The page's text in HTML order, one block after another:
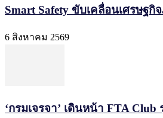
Smart Safety ขับเคลื่อนเศรษฐกิ
6 สิงหาคม 2569
‘กรมเจรจา’ เดินหน้า FTA